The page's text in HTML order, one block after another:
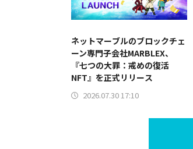
ネットマーブルのブロックチェ
ーン専門子会社MARBLEX、
『七つの大罪：戒めの復活
NFT』を正式リリース
2026.07.30 17:10